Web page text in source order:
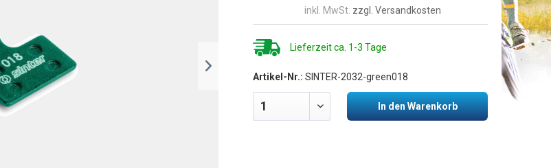
inkl. MwSt. zzgl. Versandkosten
Lieferzeit ca. 1-3 Tage
Artikel-Nr.: SINTER-2032-green018
In den Warenkorb